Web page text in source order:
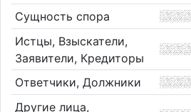
Сущность спора
Истцы, Взыскатели,
Заявители, Кредиторы
Ответчики, Должники
Другие лица,